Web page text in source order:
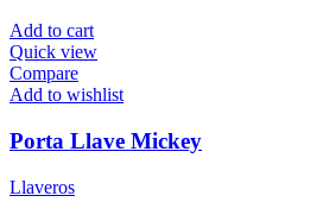
Add to cart
Quick view
Compare
Add to wishlist
Porta Llave Mickey
Llaveros